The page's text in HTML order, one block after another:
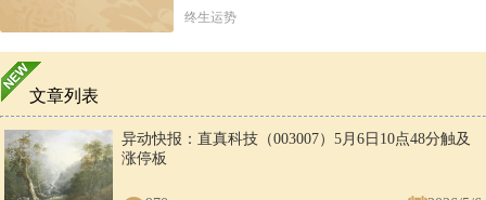
终生运势
文章列表
异动快报：直真科技（003007）5月6日10点48分触及
涨停板